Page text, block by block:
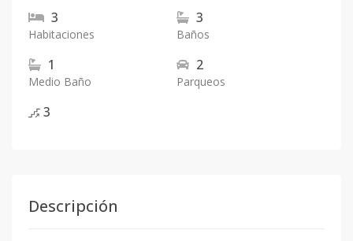
3
Habitaciones
3
Baños
1
Medio Baño
2
Parqueos
3
Descripción